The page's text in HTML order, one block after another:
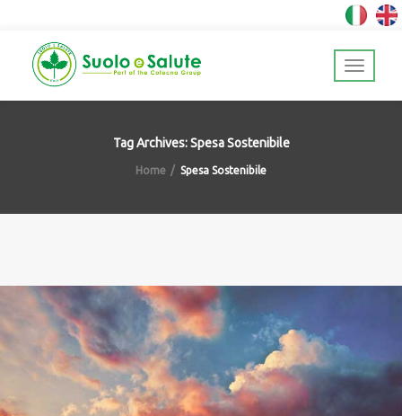
Tag Archives: Spesa Sostenibile
Home Spesa Sostenibile